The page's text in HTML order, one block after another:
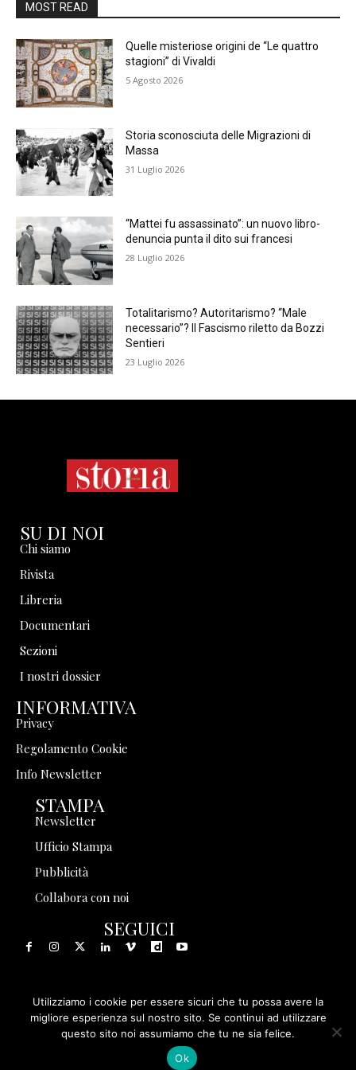
MOST READ
Quelle misteriose origini de “Le quattro
stagioni” di Vivaldi
5 Agosto 2026
Storia sconosciuta delle Migrazioni di
Massa
31 Luglio 2026
“Mattei fu assassinato”: un nuovo libro-
denuncia punta il dito sui francesi
28 Luglio 2026
Totalitarismo? Autoritarismo? “Male
necessario”? Il Fascismo riletto da Bozzi
Sentieri
23 Luglio 2026
SU DI NOI
Chi siamo
Rivista
Libreria
Documentari
Sezioni
I nostri dossier
INFORMATIVA
Privacy
Regolamento Cookie
Info Newsletter
STAMPA
Newsletter
Ufficio Stampa
Pubblicità
Collabora con noi
SEGUICI
© 1999 - 2025 Storia in Rete Srl - Tutti i diritti riservati - P.
IVA 08570971005
Utilizziamo i cookie per essere sicuri che tu possa avere la
migliore esperienza sul nostro sito. Se continui ad utilizzare
questo sito noi assumiamo che tu ne sia felice.
Ok